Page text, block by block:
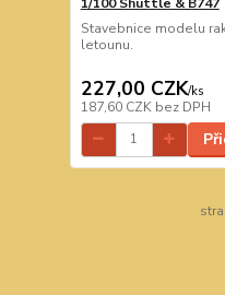
1/100 Shuttle & B747
Stavebnice modelu
letounu.
227,00 CZK/ks
187,60 CZK bez DPH